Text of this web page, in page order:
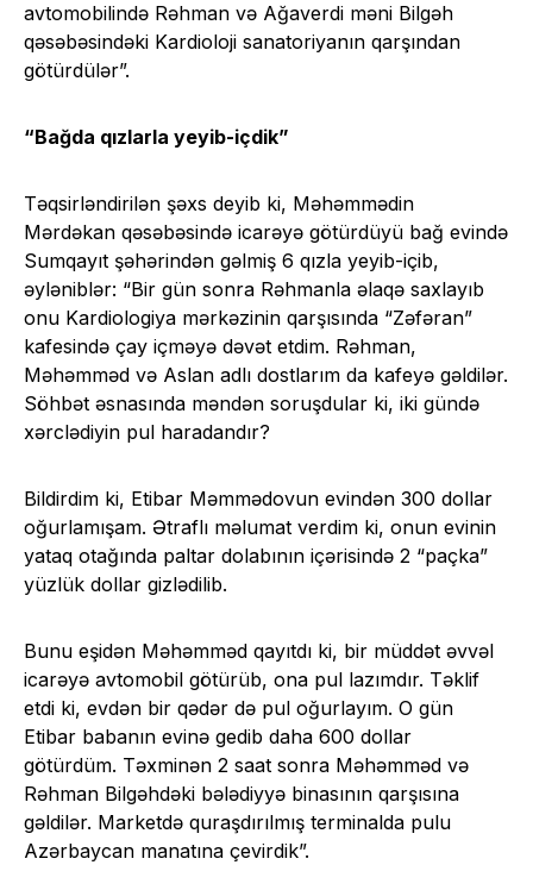
avtomobilində Rəhman və Ağaverdi məni Bilgəh
qəsəbəsindəki Kardioloji sanatoriyanın qarşından
götürdülər”.
“Bağda qızlarla yeyib-içdik”
Təqsirləndirilən şəxs deyib ki, Məhəmmədin
Mərdəkan qəsəbəsində icarəyə götürdüyü bağ evində
Sumqayıt şəhərindən gəlmiş 6 qızla yeyib-içib,
əyləniblər: “Bir gün sonra Rəhmanla əlaqə saxlayıb
onu Kardiologiya mərkəzinin qarşısında “Zəfəran”
kafesində çay içməyə dəvət etdim. Rəhman,
Məhəmməd və Aslan adlı dostlarım da kafeyə gəldilər.
Söhbət əsnasında məndən soruşdular ki, iki gündə
xərclədiyin pul haradandır?
Bildirdim ki, Etibar Məmmədovun evindən 300 dollar
oğurlamışam. Ətraflı məlumat verdim ki, onun evinin
yataq otağında paltar dolabının içərisində 2 “paçka”
yüzlük dollar gizlədilib.
Bunu eşidən Məhəmməd qayıtdı ki, bir müddət əvvəl
icarəyə avtomobil götürüb, ona pul lazımdır. Təklif
etdi ki, evdən bir qədər də pul oğurlayım. O gün
Etibar babanın evinə gedib daha 600 dollar
götürdüm. Təxminən 2 saat sonra Məhəmməd və
Rəhman Bilgəhdəki bələdiyyə binasının qarşısına
gəldilər. Marketdə quraşdırılmış terminalda pulu
Azərbaycan manatına çevirdik”.